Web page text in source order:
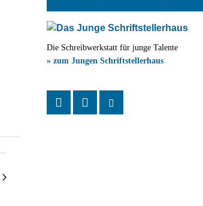
Die Schreibwerkstatt für junge Talente
» zum Jungen Schriftstellerhaus